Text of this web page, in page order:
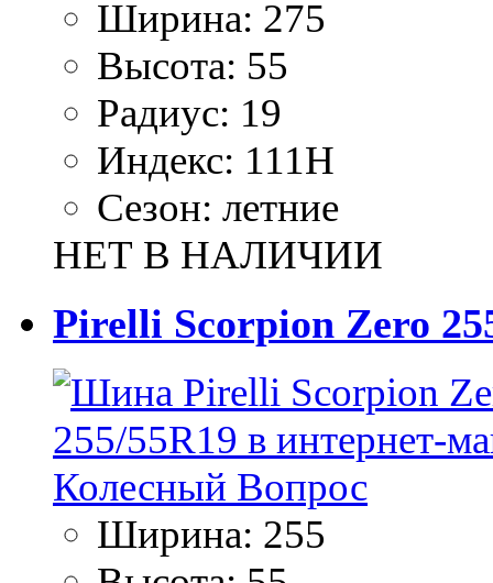
Ширина: 275
Высота: 55
Радиус: 19
Индекс: 111H
Сезон: летние
НЕТ В НАЛИЧИИ
Pirelli Scorpion Zero
Ширина: 255